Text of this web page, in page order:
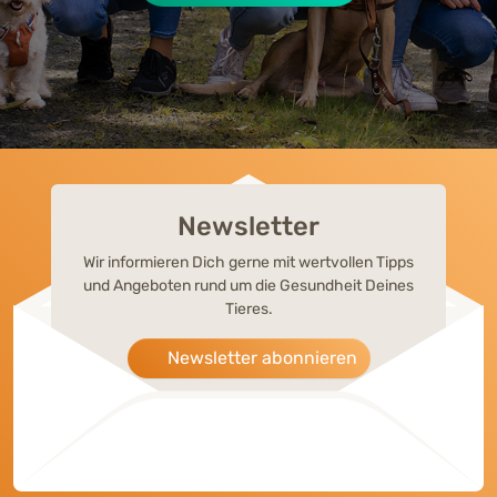
Newsletter
Wir informieren Dich gerne mit wertvollen Tipps
und Angeboten rund um die Gesundheit Deines
Tieres.
Newsletter abonnieren